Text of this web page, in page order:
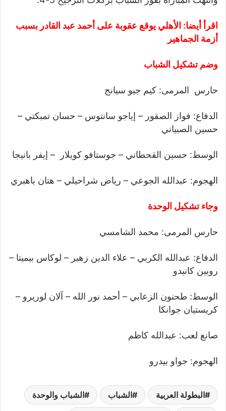
اقرأ أيضا: الأهلي يوقع عقوبة على أحمد عبد القادر بسبب
أزمة الجماهير
وضم تشكيل الشباب
حارس المرمى: كيم جيو سيانج
الدفاع: فواز الصقور – إياجو سانتوس – حسان تمبكتي –
حسين الصبياني
الوسط: حسين القحطاني – جوستافو كويلار – إيفر بانيجا
الهجوم: عبدالله الجوعي – رياض شراحيلي – هتان باهبري
وجاء تشكيل الوحدة
حارس المرمى: محمد الشامسي
الدفاع: عبدالله الكربي – علاء الدين زهير – لوكاس بيميتا –
روبين كانيدو
الوسط: طحنون الزعابي – أحمد نور الله – آلان لوريرو –
كريستيان جوانكا
صانع لعب: عبدالله كاظم
الهجوم: جواو بيدرو
البطولة العربية الشباب الشباب والوحدة